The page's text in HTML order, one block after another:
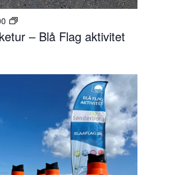
– Blå Flag aktivitet